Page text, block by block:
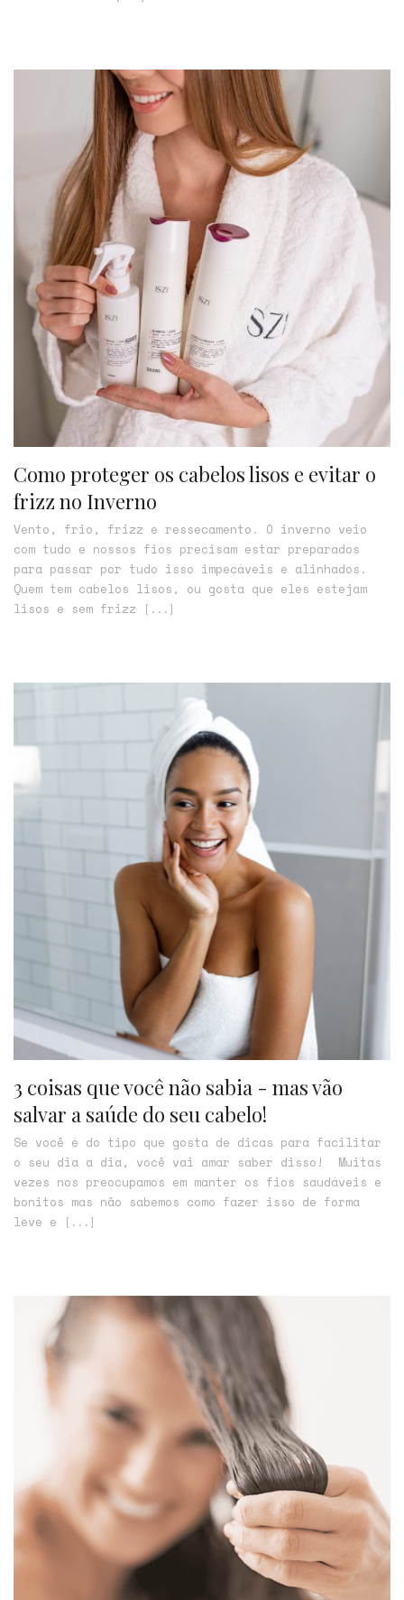
Como proteger os cabelos lisos e evitar o
frizz no Inverno
Vento, frio, frizz e ressecamento. O inverno veio
com tudo e nossos fios precisam estar preparados
para passar por tudo isso impecáveis e alinhados.
Quem tem cabelos lisos, ou gosta que eles estejam
lisos e sem frizz
[...]
3 coisas que você não sabia - mas vão
salvar a saúde do seu cabelo!
Se você é do tipo que gosta de dicas para facilitar
o seu dia a dia, você vai amar saber disso! Muitas
vezes nos preocupamos em manter os fios saudáveis e
bonitos mas não sabemos como fazer isso de forma
leve e
[...]